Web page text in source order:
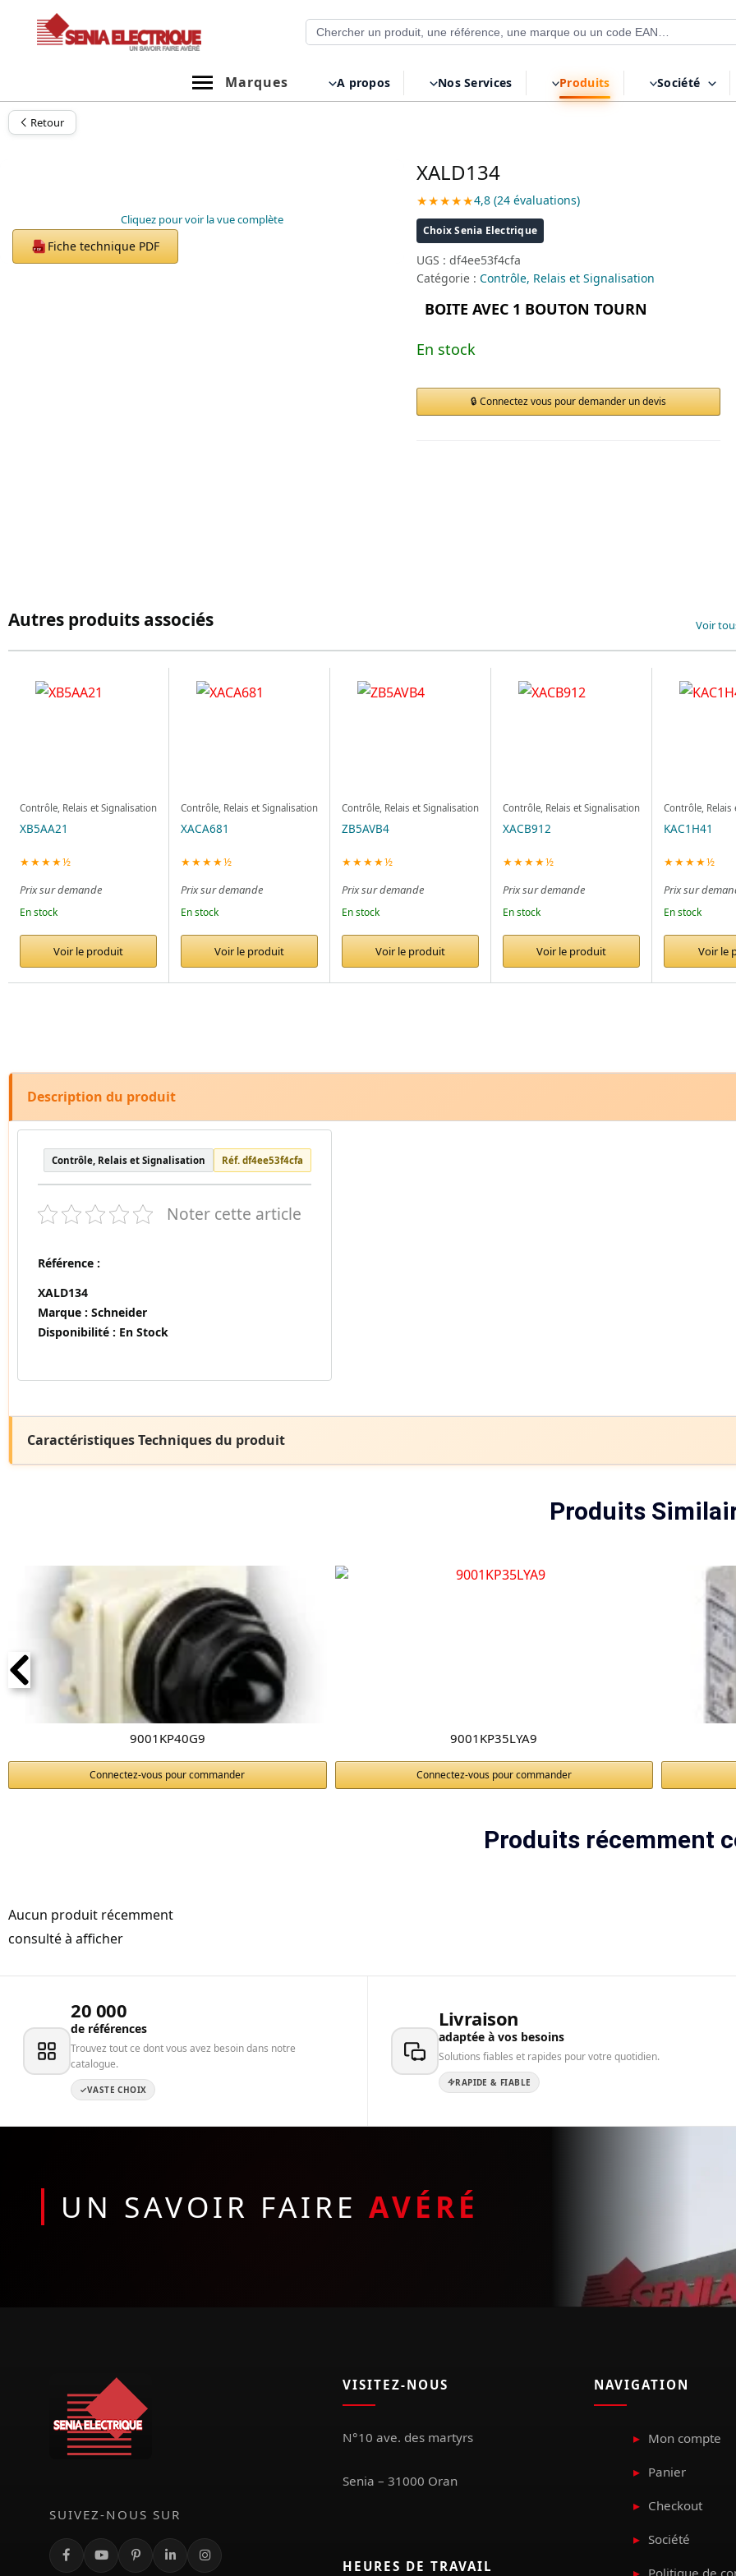
Recherche de produits
Marques
A propos Nos Services Produits Société
Retour
Cliquez pour voir la vue complète
PDF Fiche technique PDF
XALD134
★★★★★4,8 (24 évaluations)
Choix Senia Electrique
UGS : df4ee53f4cfa
Catégorie : Contrôle, Relais et Signalisation
BOITE AVEC 1 BOUTON TOURN
En stock
Connectez vous pour demander un devis
Autres produits associés Voir
Contrôle, Relais et Signalisation
XB5AA21
★★★★½
Prix sur demande
En stock
Voir le produit
Contrôle, Relais et Signalisation
XACA681
★★★★½
Prix sur demande
En stock
Voir le produit
Contrôle, Relais et Signalisation
ZB5AVB4
★★★★½
Prix sur demande
En stock
Voir le produit
Contrôle, Relais et Signalisation
XACB912
★★★★½
Prix sur demande
En stock
Voir le produit
Contrôle, Relais
KAC1H41
★★★★½
Prix sur
En stock
Voir le
Description du produit
Contrôle, Relais et Signalisation Réf. df4ee53f4cfa
Noter cette article
Référence :
XALD134
Marque : Schneider
Disponibilité : En Stock
Caractéristiques Techniques du produit
Produits
9001KP40G9
Connectez-vous pour commander
9001KP35LYA9
Connectez-vous pour commander
Produits récemment
Aucun produit récemment
consulté à afficher
20 000
de références
Trouvez tout ce dont vous avez besoin dans notre
catalogue.
VASTE CHOIX
Livraison
adaptée à vos besoins
Solutions fiables et rapides pour votre quotidien.
RAPIDE & FIABLE
UN SAVOIR FAIRE AVÉRÉ
SUIVEZ-NOUS SUR
VISITEZ-NOUS
N°10 ave. des martyrs
Senia – 31000 Oran
HEURES DE TRAVAIL
NAVIGATION
Mon compte
Panier
Checkout
Société
Politique de